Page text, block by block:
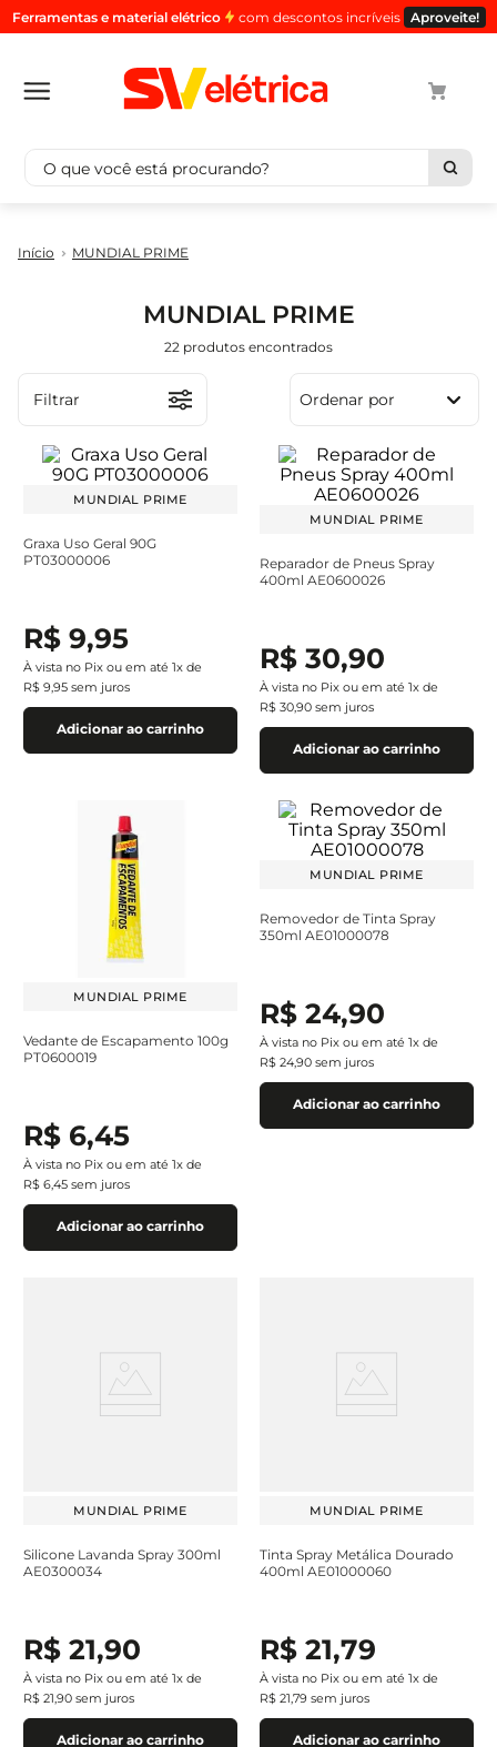
Ferramentas e material elétrico com descontos incríveis Aproveite!
O que você está procurando?
MUNDIAL PRIME
MUNDIAL PRIME
22 produtos
Ordenar por
Filtrar
MUNDIAL PRIME
Graxa Uso Geral 90G
PT03000006
R$ 9,95
À vista no Pix ou em até 1x de
R$ 9,95 sem juros
Adicionar ao carrinho
MUNDIAL PRIME
Reparador de Pneus Spray
400ml AE0600026
R$ 30,90
À vista no Pix ou em até 1x de
R$ 30,90 sem juros
Adicionar ao carrinho
MUNDIAL PRIME
Vedante de Escapamento 100g
PT0600019
R$ 6,45
À vista no Pix ou em até 1x de
R$ 6,45 sem juros
Adicionar ao carrinho
MUNDIAL PRIME
Removedor de Tinta Spray
350ml AE01000078
R$ 24,90
À vista no Pix ou em até 1x de
R$ 24,90 sem juros
Adicionar ao carrinho
MUNDIAL PRIME
Silicone Lavanda Spray 300ml
AE0300034
R$ 21,90
À vista no Pix ou em até 1x de
R$ 21,90 sem juros
Adicionar ao carrinho
MUNDIAL PRIME
Tinta Spray Metálica Dourado
400ml AE01000060
R$ 21,79
À vista no Pix ou em até 1x de
R$ 21,79 sem juros
Adicionar ao carrinho
1 º
cabo
5º